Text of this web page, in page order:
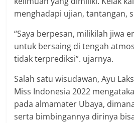
menghadapi ujian, tantangan,
“Saya berpesan, milikilah jiwa
untuk bersaing di tengah
tidak terprediksi”. ujarnya.
Salah satu wisudawan, Ayu
Miss Indonesia 2022
pada almamater Ubaya,
serta bimbingannya dirinya